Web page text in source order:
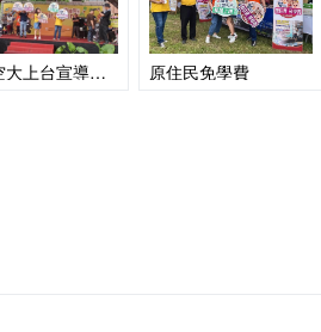
高雄空大上台宣導原民招生 原住民免學費